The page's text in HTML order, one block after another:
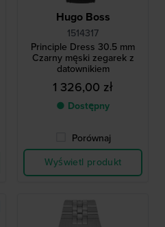
Hugo Boss
1514317
Principle Dress 30.5 mm
Czarny męski zegarek z
datownikiem
1 326,00 zł
● Dostępny
Porównaj
Wyświetl produkt